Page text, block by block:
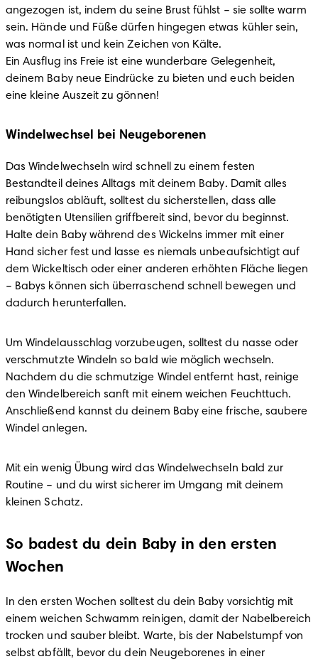
angezogen ist, indem du seine Brust fühlst – sie sollte warm
sein. Hände und Füße dürfen hingegen etwas kühler sein,
was normal ist und kein Zeichen von Kälte.
Ein Ausflug ins Freie ist eine wunderbare Gelegenheit,
deinem Baby neue Eindrücke zu bieten und euch beiden
eine kleine Auszeit zu gönnen!
Windelwechsel bei Neugeborenen
Das Windelwechseln wird schnell zu einem festen
Bestandteil deines Alltags mit deinem Baby. Damit alles
reibungslos abläuft, solltest du sicherstellen, dass alle
benötigten Utensilien griffbereit sind, bevor du beginnst.
Halte dein Baby während des Wickelns immer mit einer
Hand sicher fest und lasse es niemals unbeaufsichtigt auf
dem Wickeltisch oder einer anderen erhöhten Fläche liegen
– Babys können sich überraschend schnell bewegen und
dadurch herunterfallen.
Um Windelausschlag vorzubeugen, solltest du nasse oder
verschmutzte Windeln so bald wie möglich wechseln.
Nachdem du die schmutzige Windel entfernt hast, reinige
den Windelbereich sanft mit einem weichen Feuchttuch.
Anschließend kannst du deinem Baby eine frische, saubere
Windel anlegen.
Mit ein wenig Übung wird das Windelwechseln bald zur
Routine – und du wirst sicherer im Umgang mit deinem
kleinen Schatz.
So badest du dein Baby in den ersten
Wochen
In den ersten Wochen solltest du dein Baby vorsichtig mit
einem weichen Schwamm reinigen, damit der Nabelbereich
trocken und sauber bleibt. Warte, bis der Nabelstumpf von
selbst abfällt, bevor du dein Neugeborenes in einer